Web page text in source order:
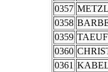
0357
0358
0359
0360
0361